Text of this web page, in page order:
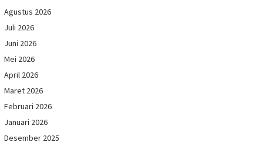
Agustus 2026
Juli 2026
Juni 2026
Mei 2026
April 2026
Maret 2026
Februari 2026
Januari 2026
Desember 2025